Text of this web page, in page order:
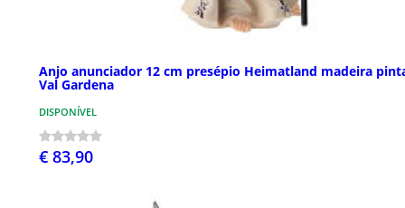
Anjo anunciador 12 cm presépio Heimatland madeira
Val Gardena
DISPONÍVEL
€ 83,90